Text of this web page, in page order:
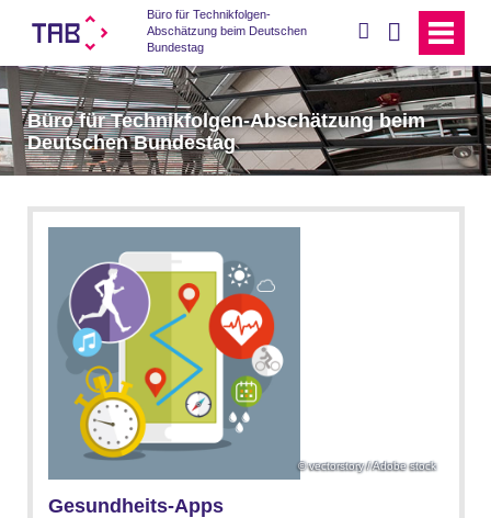
Büro für Technikfolgen-
Abschätzung beim Deutschen
Bundestag
Büro für Technikfolgen-Abschätzung beim
Deutschen Bundestag
vectorstory / Adobe stock
Gesundheits-Apps